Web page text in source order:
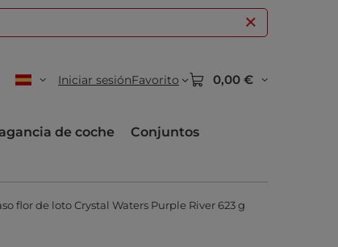
Iniciar sesiónFavorito 0,00 €
de coche
Conjuntos
flor de loto Crystal Waters Purple River 623 g